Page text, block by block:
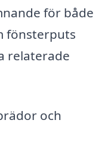
för både
fönsterputs
relaterade
och